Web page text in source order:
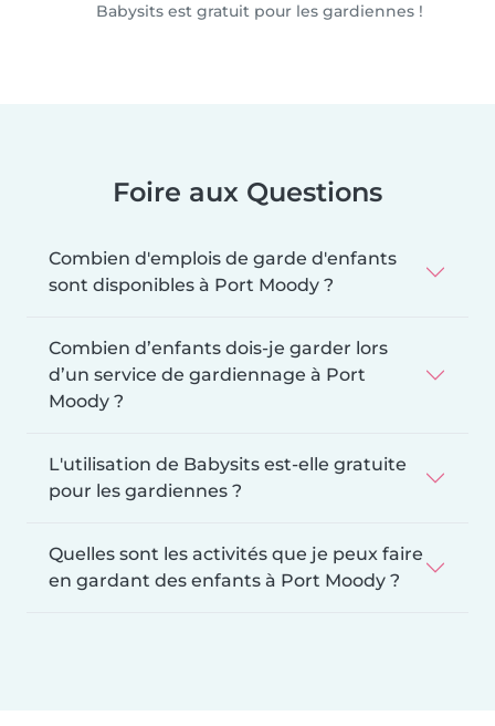
Babysits est gratuit pour les gardiennes !
Foire aux Questions
Combien d'emplois de garde d'enfants
sont disponibles à Port Moody ?
Combien d’enfants dois-je garder lors
d’un service de gardiennage à Port
Moody ?
L'utilisation de Babysits est-elle gratuite
pour les gardiennes ?
Quelles sont les activités que je peux faire
en gardant des enfants à Port Moody ?